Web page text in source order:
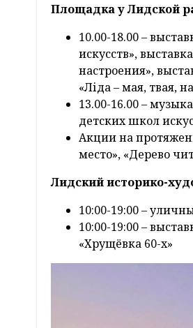
Площадка у Лидской
10.00-18.00 –
искусств»,
настроения»,
«Ліда – мая, твая,
13.00-16.00 –
детских школ
Акции на
место», «Дерево
Лидский историко-
10:00-19:00 –
10:00-19:00 –
«Хрущёвка 60-х»